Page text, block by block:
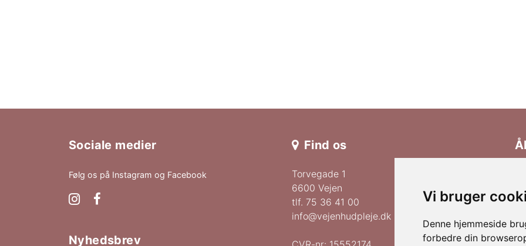
Vi bruger
Denne hjemmeside
forbedre din
Sociale medier
Følg os på Instagram og Facebook
Nyhedsbrev
Find os
Torvegade 1
6600 Vejen
tlf. 75 36 41 00
info@vejenhudpleje.dk